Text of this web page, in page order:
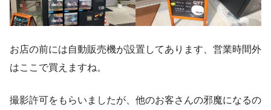
お店の前には自動販売機が設置してあります、営業時間外
はここで買えますね。
撮影許可をもらいましたが、他のお客さんの邪魔になるの